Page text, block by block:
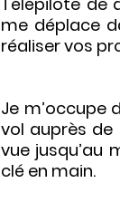
me déplace
réaliser vos
Je m’occupe
vol auprès
vue jusqu’au
clé en main.